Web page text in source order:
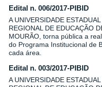
Edital n. 006/2017-PIBID
A UNIVERSIDADE
REGIONAL DE EDUCAÇÃO
MOURÃO, torna pública a
do Programa Institucional de
cada área.
Edital n. 003/2017-PIBID
A UNIVERSIDADE